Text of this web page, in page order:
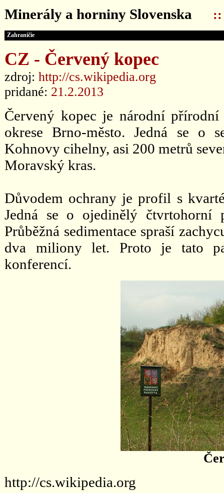
Minerály a horniny Slovenska ::
Zahraničie
CZ - Červený kopec
zdroj: http://cs.wikipedia.org
pridané: 21.2.2013
Červený kopec je národní
okrese Brno-město. Jedná se o
Kohnovy cihelny, asi 200 metrů
Moravský kras.
Důvodem ochrany je profil s
Jedná se o ojedinělý čtvrtohorní
Průběžná sedimentace spraší
dva miliony let. Proto je tato
konferencí.
http://cs.wikipedia.org